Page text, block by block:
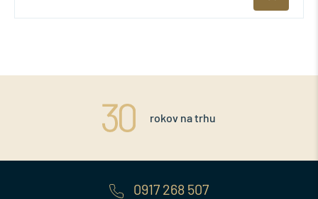
rokov na trhu
0917 268 507